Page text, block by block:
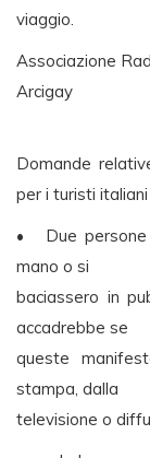
viaggio.
Associazione
Arcigay
Domande
per i turisti italiani
• Due persone
mano o si
baciassero in
accadrebbe se
queste
stampa, dalla
televisione o